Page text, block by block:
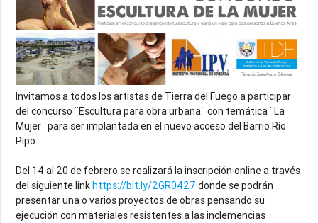
Invitamos a todos los artistas de Tierra del Fuego a participar
del concurso ¨Escultura para obra urbana¨ con temática ¨La
Mujer¨ para ser implantada en el nuevo acceso del Barrio Río
Pipo.
Del 14 al 20 de febrero se realizará la inscripción online a través
del siguiente linkhttps://bit.ly/2GR0427 donde se podrán
presentar una o varios proyectos de obras pensando su
ejecución con materiales resistentes a las inclemencias